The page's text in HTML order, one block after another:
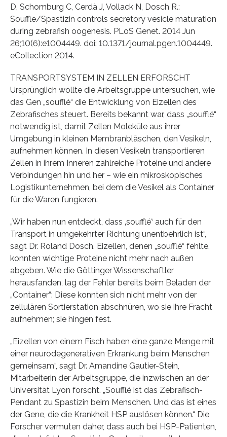
D, Schomburg C, Cerdà J, Vollack N, Dosch R.:
Souffle/Spastizin controls secretory vesicle maturation
during zebrafish oogenesis. PLoS Genet. 2014 Jun
26;10(6):e1004449. doi: 10.1371/journal.pgen.1004449.
eCollection 2014.
TRANSPORTSYSTEM IN ZELLEN ERFORSCHT
Ursprünglich wollte die Arbeitsgruppe untersuchen, wie
das Gen „soufflé“ die Entwicklung von Eizellen des
Zebrafisches steuert. Bereits bekannt war, dass „soufflé“
notwendig ist, damit Zellen Moleküle aus ihrer
Umgebung in kleinen Membranbläschen, den Vesikeln,
aufnehmen können. In diesen Vesikeln transportieren
Zellen in ihrem Inneren zahlreiche Proteine und andere
Verbindungen hin und her – wie ein mikroskopisches
Logistikunternehmen, bei dem die Vesikel als Container
für die Waren fungieren.
„Wir haben nun entdeckt, dass ‚soufflé‛ auch für den
Transport in umgekehrter Richtung unentbehrlich ist“,
sagt Dr. Roland Dosch. Eizellen, denen „soufflé“ fehlte,
konnten wichtige Proteine nicht mehr nach außen
abgeben. Wie die Göttinger Wissenschaftler
herausfanden, lag der Fehler bereits beim Beladen der
„Container“: Diese konnten sich nicht mehr von der
zellulären Sortierstation abschnüren, wo sie ihre Fracht
aufnehmen; sie hingen fest.
„Eizellen von einem Fisch haben eine ganze Menge mit
einer neurodegenerativen Erkrankung beim Menschen
gemeinsam“, sagt Dr. Amandine Gautier-Stein,
Mitarbeiterin der Arbeitsgruppe, die inzwischen an der
Universität Lyon forscht. „Soufflé ist das Zebrafisch-
Pendant zu Spastizin beim Menschen. Und das ist eines
der Gene, die die Krankheit HSP auslösen können.“ Die
Forscher vermuten daher, dass auch bei HSP-Patienten,